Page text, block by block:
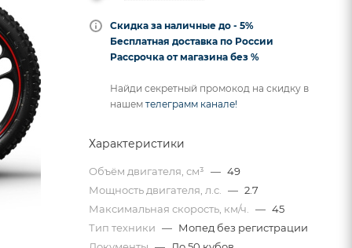
Скидка за наличные до - 5%
Бесплатная доставка по России
Рассрочка от магазина без %
Найди секретный промокод на скидку в
нашем телеграмм канале!
Характеристики
Объём двигателя, см³ — 49
Мощность двигателя, л.с.
— 2.7
Максимальная скорость, км/ч.
— 45
Тип техники — Мопед без регистрации